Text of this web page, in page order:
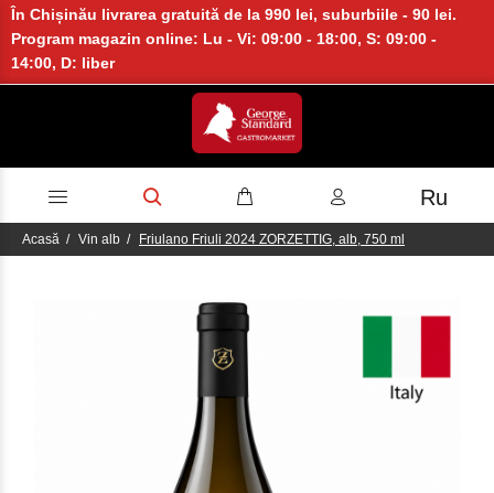
În Chișinău livrarea gratuită de la 990 lei, suburbiile - 90 lei.
Program magazin online: Lu - Vi: 09:00 - 18:00, S: 09:00 -
14:00, D: liber
Ru
Acasă Vin alb Friulano Friuli 2024 ZORZETTIG, alb, 750 ml